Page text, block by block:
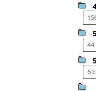
44
6